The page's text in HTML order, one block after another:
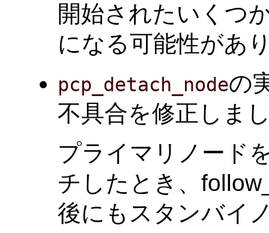
開始されたいくつ
になる可能性があ
pcp_detach_nodeの
不具合を修正しま
プライマリノード
チしたとき、
後にもスタンバイ